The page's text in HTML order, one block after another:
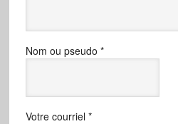
Nom ou pseudo *
Votre courriel *